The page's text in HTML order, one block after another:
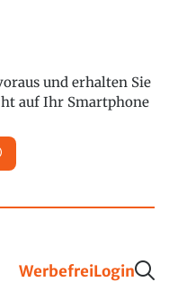
und erhalten Sie
auf Ihr Smartphone
WerbefreiLogin